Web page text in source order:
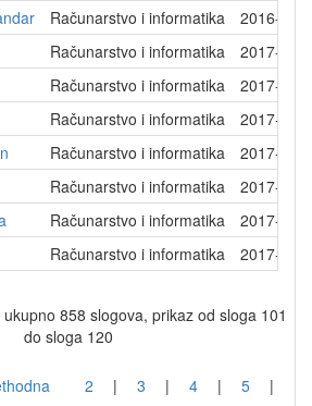
Računarstvo i informatika
2016-12-
Računarstvo i informatika
2017-03-
Računarstvo i informatika
2017-03-
Računarstvo i informatika
2017-07-
Računarstvo i informatika
2017-10-
Računarstvo i informatika
2017-09-
Računarstvo i informatika
2017-10-
Računarstvo i informatika 2017-10-
858 slogova, prikaz od sloga 101
do sloga 120
2 | 3 | 4 | 5 |